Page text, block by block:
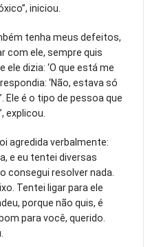
iniciou.
tenha meus defeitos,
com ele, sempre quis
ele dizia: ‘O que está me
‘Não, estava só
Ele é o tipo de pessoa que
explicou.
agredida verbalmente:
e eu tentei diversas
consegui resolver nada.
Tentei ligar para ele
porque não quis, é
para você, querido.